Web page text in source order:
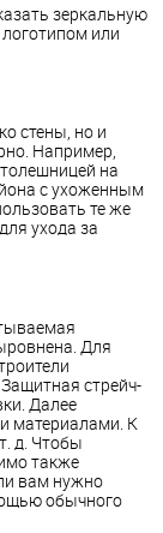
зеркальную
или
стены, но и
Например,
на
с ухоженным
те же
ухода за
Для
стрейч-
Далее
материалами. К
д. Чтобы
также
вам нужно
обычного